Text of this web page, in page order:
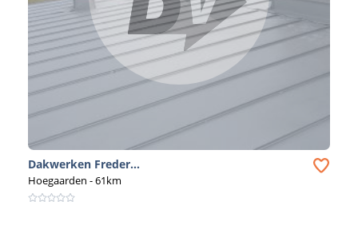
Dakwerken Freder...
Hoegaarden - 61km